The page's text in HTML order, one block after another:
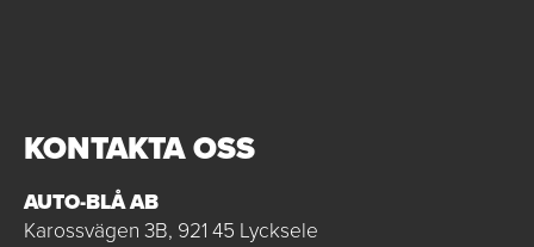
KONTAKTA OSS
AUTO-BLÅ AB
Karossvägen 3B, 921 45 Lycksele